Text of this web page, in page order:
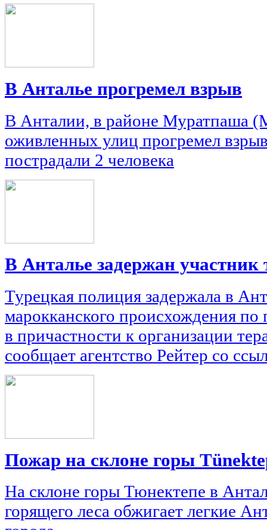
В Анталье прогремел взрыв
В Анталии, в районе Муратпаша
оживленных улиц прогремел
пострадали 2 человека
В Анталье задержан участник
Турецкая полиция задержала в
марокканского происхождения по
в причастности к организации
сообщает агентство Рейтер со
Пожар на склоне горы
На склоне горы Тюнектепе в
горящего леса обжигает легкие